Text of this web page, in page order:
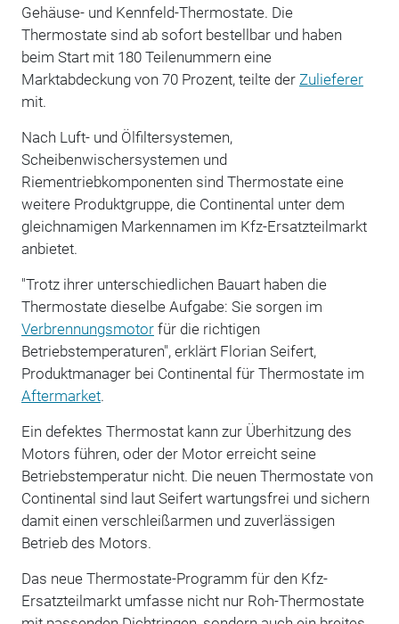
Gehäuse- und Kennfeld-Thermostate. Die
Thermostate sind ab sofort bestellbar und haben
beim Start mit 180 Teilenummern eine
Marktabdeckung von 70 Prozent, teilte der Zulieferer
mit.
Nach Luft- und Ölfiltersystemen,
Scheibenwischersystemen und
Riementriebkomponenten sind Thermostate eine
weitere Produktgruppe, die Continental unter dem
gleichnamigen Markennamen im Kfz-Ersatzteilmarkt
anbietet.
"Trotz ihrer unterschiedlichen Bauart haben die
Thermostate dieselbe Aufgabe: Sie sorgen im
Verbrennungsmotorfür die richtigen
Betriebstemperaturen", erklärt Florian Seifert,
Produktmanager bei Continental für Thermostate im
Aftermarket.
Ein defektes Thermostat kann zur Überhitzung des
Motors führen, oder der Motor erreicht seine
Betriebstemperatur nicht. Die neuen Thermostate von
Continental sind laut Seifert wartungsfrei und sichern
damit einen verschleißarmen und zuverlässigen
Betrieb des Motors.
Das neue Thermostate-Programm für den Kfz-
Ersatzteilmarkt umfasse nicht nur Roh-Thermostate